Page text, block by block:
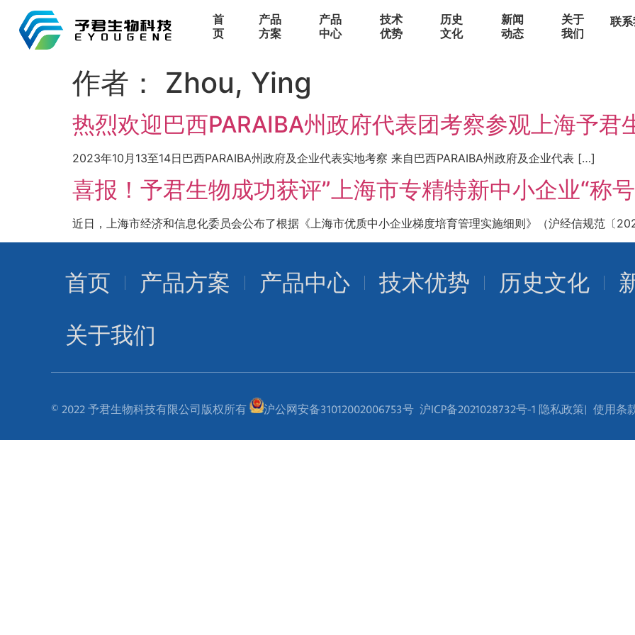
首
页
产品
方案
产品
中心
技术
优势
历史
文化
新闻
动态
关于
我们
联
作者： Zhou, Ying
热烈欢迎巴西PARAIBA州政府代表团考察参观上海予君
2023年10月13至14日巴西PARAIBA州政府及企业代表实地考察 来自巴西PARAIBA州政府及企业代表 […]
喜报！予君生物成功获评”上海市专精特新中小企业“称号
近日，上海市经济和信息化委员会公布了根据《上海市优质中小企业梯度培育管理实施细则》（沪经信规范〔
首页 产品方案 产品中心 技术优势 历史文化
关于我们
© 2022 予君生物科技有限公司版权所有 沪公网安备31012002006753号 沪ICP备2021028732号-1 隐私政策| 使用条